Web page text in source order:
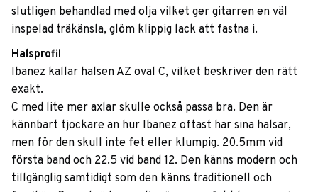
slutligen behandlad med olja vilket ger gitarren en väl
inspelad träkänsla, glöm klippig lack att fastna i.
Halsprofil
Ibanez kallar halsen AZ oval C, vilket beskriver den rätt
exakt.
C med lite mer axlar skulle också passa bra. Den är
kännbart tjockare än hur Ibanez oftast har sina halsar,
men för den skull inte fet eller klumpig. 20.5mm vid
första band och 22.5 vid band 12. Den känns modern och
tillgänglig samtidigt som den känns traditionell och